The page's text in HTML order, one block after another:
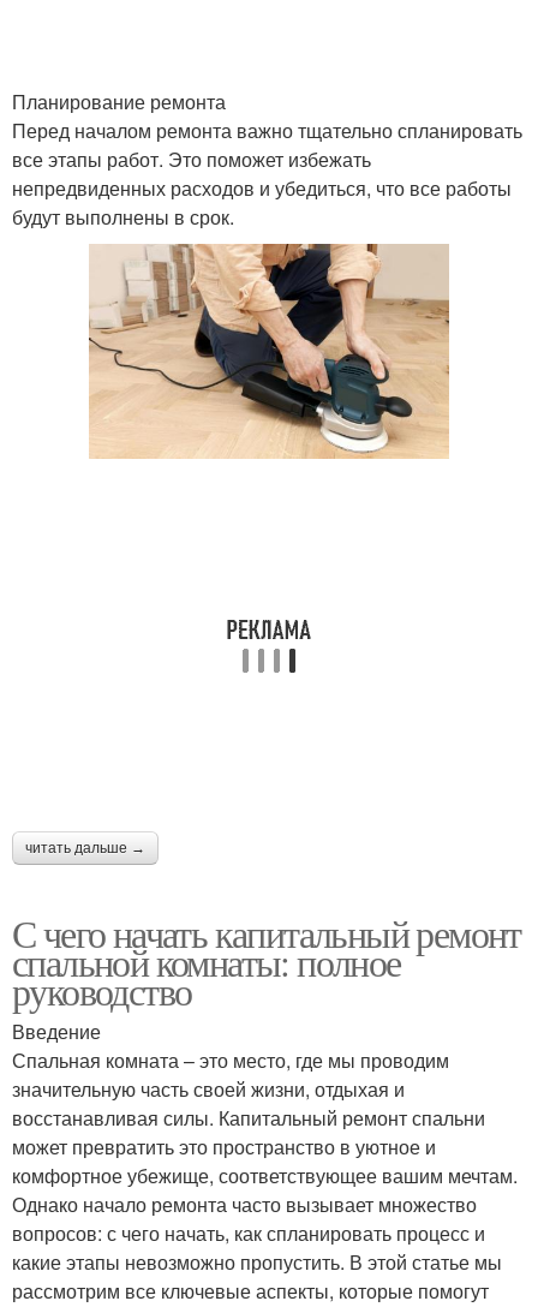
Ремонт в новостройке Качественный ремонт
Лайфхаки по ремонту Лайфхаки для ремонта
Пошаговый ремонт Поэтапный ремонт
Ремонт во вторичке
ремонту
Планирование ремонта
Перед началом ремонта важно тщательно спланировать
все этапы работ. Это поможет избежать
непредвиденных расходов и убедиться, что все работы
будут выполнены в срок.
читать дальше →
С чего начать капитальный ремонт
спальной комнаты: полное
руководство
Введение
Спальная комната – это место, где мы проводим
значительную часть своей жизни, отдыхая и
восстанавливая силы. Капитальный ремонт спальни
может превратить это пространство в уютное и
комфортное убежище, соответствующее вашим мечтам.
Однако начало ремонта часто вызывает множество
вопросов: с чего начать, как спланировать процесс и
какие этапы невозможно пропустить. В этой статье мы
рассмотрим все ключевые аспекты, которые помогут